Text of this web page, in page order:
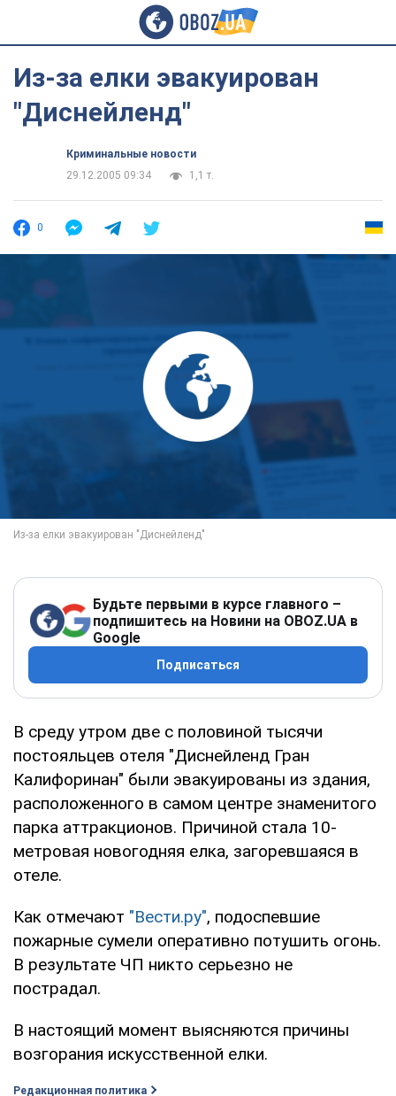
Из-за елки эвакуирован
"Диснейленд"
Криминальные новости
29.12.2005 09:34
1,1 т.
0
Будьте первыми в курсе главного –
подпишитесь на Новини на OBOZ.UA в
Google
Подписаться
В среду утром две с половиной тысячи
постояльцев отеля "Диснейленд Гран
Калифоринан" были эвакуированы из здания,
расположенного в самом центре знаменитого
парка аттракционов. Причиной стала 10-
метровая новогодняя елка, загоревшаяся в
отеле.
Как отмечают "Вести.ру", подоспевшие
пожарные сумели оперативно потушить огонь.
В результате ЧП никто серьезно не
пострадал.
В настоящий момент выясняются причины
возгорания искусственной елки.
Редакционная политика